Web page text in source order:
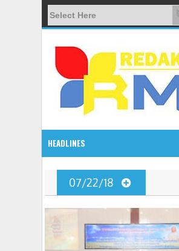
HEADLINES
08:03 AM
ADVETORIAL JONRU GANTIKAN
07/22/18